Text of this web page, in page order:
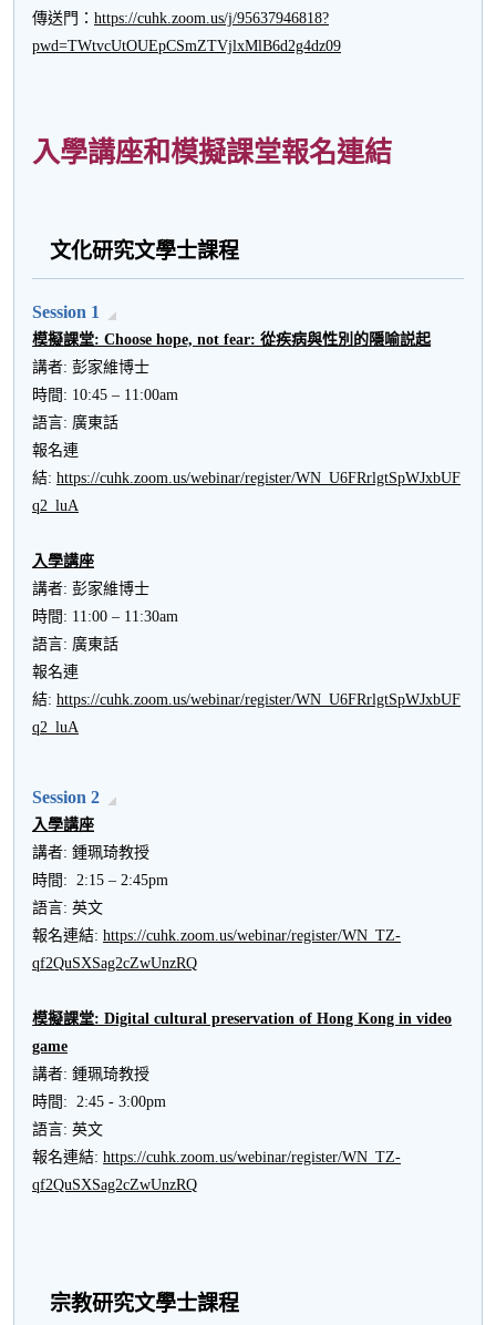
傳送門： https://cuhk.zoom.us/j/95637946818?
pwd=TWtvcUtOUEpCSmZTVjlxMlB6d2g4dz09
入學講座和模擬課堂報名連結
文化研究文學士課程
Session 1
模擬課堂: Choose hope, not fear: 從疾病與性別的隱喻説起
講者: 彭家維博士
時間: 10:45 – 11:00am
語言: 廣東話
報名連
結: https://cuhk.zoom.us/webinar/register/WN_U6FRrlgtSpWJxbUF
q2_luA
入學講座
講者: 彭家維博士
時間: 11:00 – 11:30am
語言: 廣東話
報名連
結: https://cuhk.zoom.us/webinar/register/WN_U6FRrlgtSpWJxbUF
q2_luA
Session 2
入學講座
講者: 鍾珮琦教授
時間: 2:15 – 2:45pm
語言: 英文
報名連結: https://cuhk.zoom.us/webinar/register/WN_TZ-
qf2QuSXSag2cZwUnzRQ
模擬課堂: Digital cultural preservation of Hong Kong in video
game
講者: 鍾珮琦教授
時間: 2:45 - 3:00pm
語言: 英文
報名連結: https://cuhk.zoom.us/webinar/register/WN_TZ-
qf2QuSXSag2cZwUnzRQ
宗教研究文學士課程